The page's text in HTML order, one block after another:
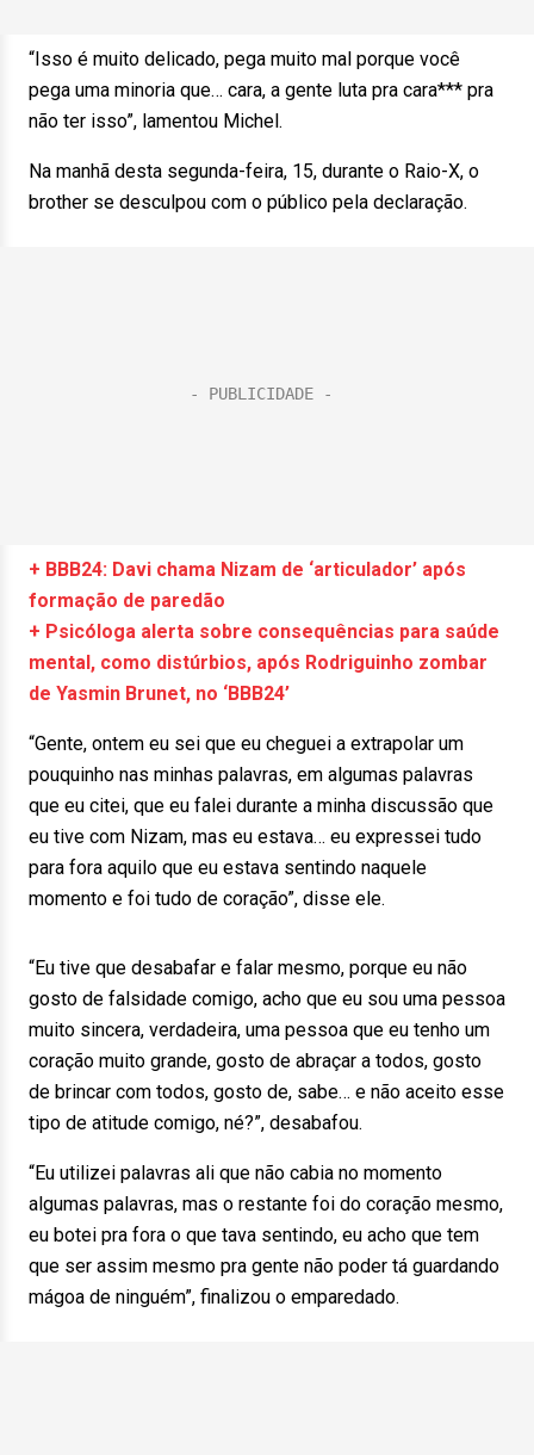
“Isso é muito delicado, pega muito mal porque você
pega uma minoria que… cara, a gente luta pra cara*** pra
não ter isso”, lamentou Michel.
Na manhã desta segunda-feira, 15, durante o Raio-X, o
brother se desculpou com o público pela declaração.
+ BBB24: Davi chama Nizam de ‘articulador’ após
formação de paredão
+ Psicóloga alerta sobre consequências para saúde
mental, como distúrbios, após Rodriguinho zombar
de Yasmin Brunet, no ‘BBB24’
“Gente, ontem eu sei que eu cheguei a extrapolar um
pouquinho nas minhas palavras, em algumas palavras
que eu citei, que eu falei durante a minha discussão que
eu tive com Nizam, mas eu estava… eu expressei tudo
para fora aquilo que eu estava sentindo naquele
momento e foi tudo de coração”, disse ele.
“Eu tive que desabafar e falar mesmo, porque eu não
gosto de falsidade comigo, acho que eu sou uma pessoa
muito sincera, verdadeira, uma pessoa que eu tenho um
coração muito grande, gosto de abraçar a todos, gosto
de brincar com todos, gosto de, sabe… e não aceito esse
tipo de atitude comigo, né?”, desabafou.
“Eu utilizei palavras ali que não cabia no momento
algumas palavras, mas o restante foi do coração mesmo,
eu botei pra fora o que tava sentindo, eu acho que tem
que ser assim mesmo pra gente não poder tá guardando
mágoa de ninguém”, finalizou o emparedado.